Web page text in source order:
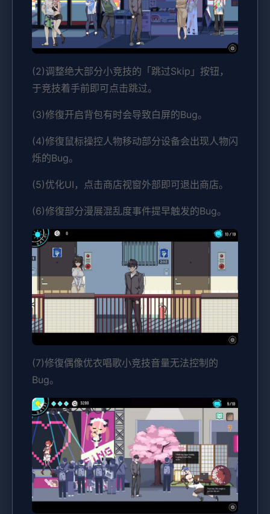
(2)调整绝大部分小竞技的「跳过Skip」按钮，
于竞技着手前即可点击跳过。
(3)修復开启背包有时会导致白屏的Bug。
(4)修復鼠标操控人物移动部分设备会出现人物闪
烁的Bug。
(5)优化UI，点击商店视窗外部即可退出商店。
(6)修復部分漫展混乱度事件提早触发的Bug。
(7)修復偶像优衣唱歌小竞技音量无法控制的
Bug。